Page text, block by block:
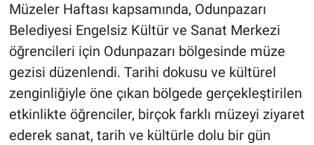
Müzeler Haftası kapsamında, Odunpazarı
Belediyesi Engelsiz Kültür ve Sanat Merkezi
öğrencileri için Odunpazarı bölgesinde müze
gezisi düzenlendi. Tarihi dokusu ve kültürel
zenginliğiyle öne çıkan bölgede gerçekleştirilen
etkinlikte öğrenciler, birçok farklı müzeyi ziyaret
ederek sanat, tarih ve kültürle dolu bir gün
Yerel
Magazin
Bilim ve Teknoloji